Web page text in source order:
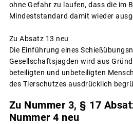
ohne Gefahr zu laufen, dass die im
Mindeststandard damit wieder
Zu Absatz 13 neu
Die Einführung eines
Gesellschaftsjagden wird aus
beteiligten und unbeteiligten
des Tierschutzes ausdrücklich
Zu Nummer 3, § 17
Nummer 4 neu